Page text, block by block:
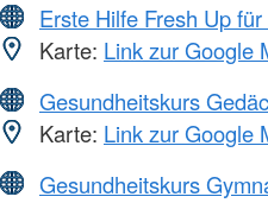
Erste Hilfe Fresh Up
Karte: Link zur Google
Gesundheitskurs
Karte: Link zur Google
Gesundheitskurs